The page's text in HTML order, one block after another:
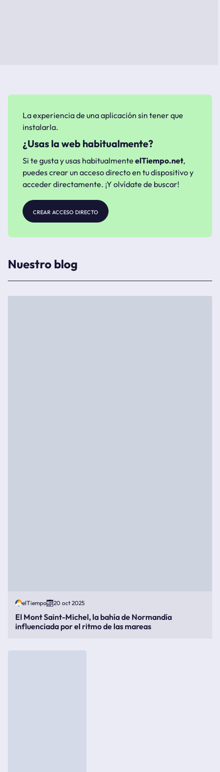
La experiencia de una aplicación sin tener que
instalarla.
¿Usas la web habitualmente?
Si te gusta y usas habitualmente elTiempo.net,
puedes crear un acceso directo en tu dispositivo y
acceder directamente. ¡Y olvídate de buscar!
crear acceso directo
Nuestro blog
elTiempo 20 oct 2025
El Mont Saint-Michel, la bahía de Normandía
influenciada por el ritmo de las mareas